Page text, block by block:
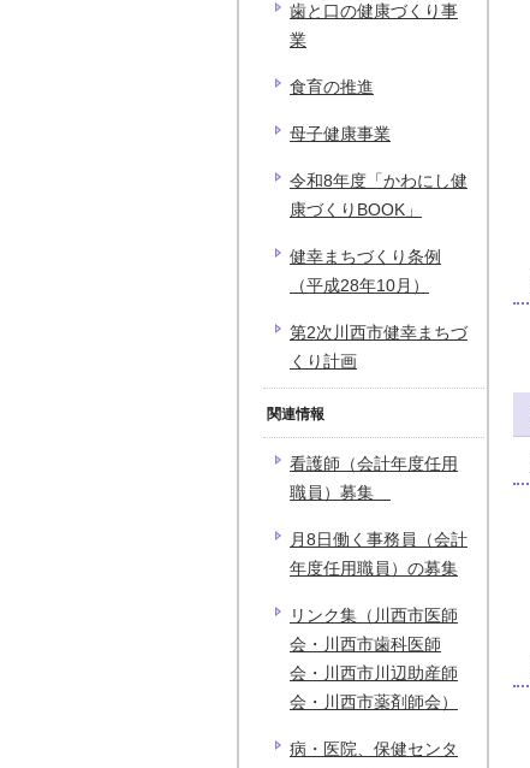
歯と口の健康づくり事
業
食育の推進
母子健康事業
令和8年度「かわにし健
康づくりBOOK」
健幸まちづくり条例
（平成28年10月）
第2次川西市健幸まちづ
くり計画
関連情報
看護師（会計年度任用
職員）募集
月8日働く事務員（会計
年度任用職員）の募集
リンク集（川西市医師
会・川西市歯科医師
会・川西市川辺助産師
会・川西市薬剤師会）
病・医院、保健センタ